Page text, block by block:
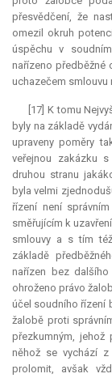
přesvědčení, že
omezil okruh
úspěchu v
nařízeno předběžné
uchazečem smlouvu
[17] K tomu
byly na základě
upraveny poměry
veřejnou zakázku
druhou stranu
byla velmi
řízení není
směřujícím k
smlouvy a s tím
základě
nařízen bez
ohroženo právo
účel soudního řízení
žalobě proti
přezkumným, jehož
něhož se vychází
prolomit, avšak